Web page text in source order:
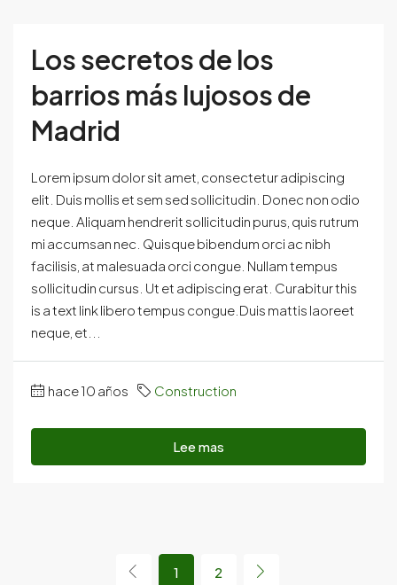
Los secretos de los
barrios más lujosos de
Madrid
Lorem ipsum dolor sit amet, consectetur adipiscing
elit. Duis mollis et sem sed sollicitudin. Donec non odio
neque. Aliquam hendrerit sollicitudin purus, quis rutrum
mi accumsan nec. Quisque bibendum orci ac nibh
facilisis, at malesuada orci congue. Nullam tempus
sollicitudin cursus. Ut et adipiscing erat. Curabitur this
is a text link libero tempus congue.Duis mattis laoreet
neque, et...
hace 10 años Construction
Lee mas
1 2